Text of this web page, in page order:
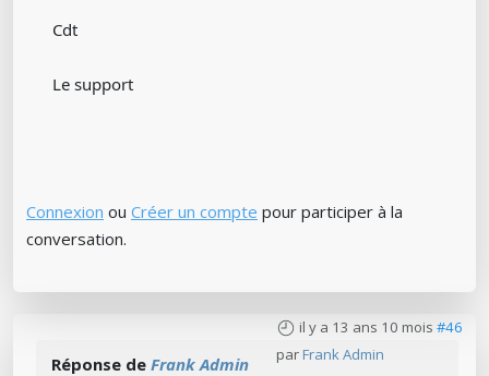
Cdt
Le support
Connexion ou Créer un compte pour participer à la
conversation.
il y a 13 ans 10 mois #46
par Frank Admin
Réponse de Frank Admin